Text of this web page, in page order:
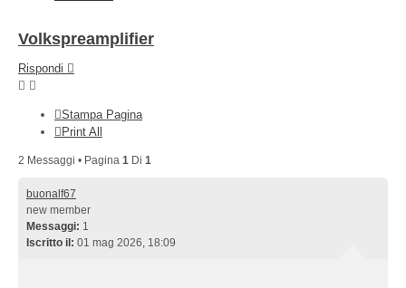
Volkspreamplifier
Rispondi
Stampa Pagina
Print All
2 Messaggi • Pagina 1 Di 1
buonalf67
new member
Messaggi: 1
Iscritto il: 01 mag 2026, 18:09